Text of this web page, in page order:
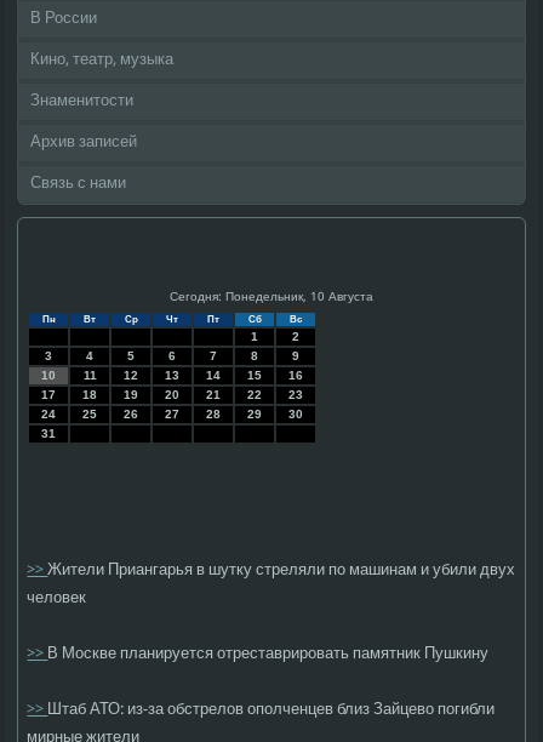
В России
Кино, театр, музыка
Знаменитости
Архив записей
Связь с нами
Сегодня: Понедельник, 10 Августа
Пн Вт Ср Чт Пт Сб Вс
1
2
3
4 5 6 7 8
9
10
11 12 13 14 15
16
17
18 19 20 21 22
23
24
25 26 27 28 29
30
31
>>Жители Приангарья в шутку стреляли по машинам и убили двух
человек
>>В Москве планируется отреставрировать памятник Пушкину
>>Штаб АТО: из-за обстрелов ополченцев близ Зайцево погибли